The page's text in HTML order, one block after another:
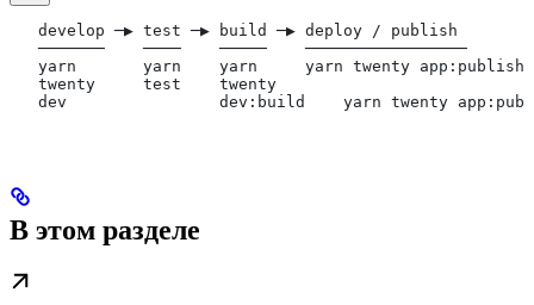
   develop ─▶ test ─▶ build ─▶ deploy / publish
   ───────    ────    ─────    ─────────────────
yarn       yarn    yarn     yarn twenty
   twenty     test    twenty
dev                dev:build    yarn twenty
В этом разделе